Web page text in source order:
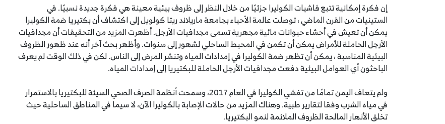
إن فكرة إمكانية تتبع فاشيات الكوليرا جزئيًا من خلال النظر إلى ظروف بيئية معينة هي فكرة جديدة نسبيًا. في
الستينيات من القرن الماضي ، توصلت عالمة الأحياء بجامعة ماريلاند ريتا كولويل إلى اكتشاف أن بكتيريا ضمة الكوليرا
يمكن أن تعيش في أحشاء حيوانات مائية مجهرية تسمى مجدافيات الأرجل. أظهرت المزيد من التحقيقات أن مجدافيات
الأرجل الحاملة للأمراض يمكن أن تكمن في المحيط الساحلي لشهور إلى سنوات. وأظهر بحث آخر أنه عند ظهور الظروف
البيئية المناسبة ، يمكن أن تظهر ضمة الكوليرا في إمدادات المياه وتنشر المرض إلى الناس. لكن في ذلك الوقت لم يعرف
الباحثون أي العوامل البيئية دفعت مجدافيات الأرجل الحاملة للبكتيريا إلى إمدادات المياه.
ولم يتعاف اليمن تمامًا من تفشي الكوليرا في العام 2017، وسمحت أنظمة الصرف الصحي السيئة للبكتيريا بالاستمرار
في مياه الشرب وفقا لتقارير طبية. وهناك المزيد من حالات الإصابة بالكوليرا الآن، لا سيما في المناطق الساحلية حيث
تخلق الأنهار المالحة الظروف الملائمة لنمو البكتيريا.